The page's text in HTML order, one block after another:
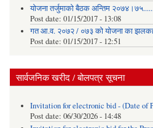
याेजना तर्जुमाकाे बैठक अन्तिम
Post date: 01/15/2017 - 13:08
गत आ.व. २०७२ / ०७३ को योजना का
Post date: 01/15/2017 - 12:51
सार्वजनिक खरीद / बोलपत्र सूचना
Invitation for electronic bid - (Date of
Post date: 06/30/2026 - 14:48